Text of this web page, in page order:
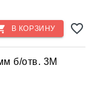
В КОРЗИНУ
б/отв. 3М